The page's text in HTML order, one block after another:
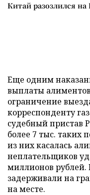
Китай разозлился на
Еще одним
выплаты
ограничение
корреспонденту
судебный пристав
более 7 тыс. таких
из них касалась
неплательщиков
миллионов рублей.
задерживали на
на месте.